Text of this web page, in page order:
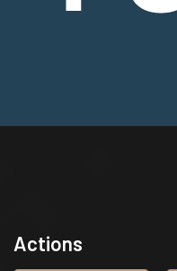
Actions